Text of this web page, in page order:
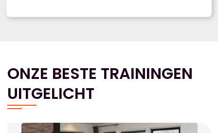
ONZE BESTE TRAININGEN
UITGELICHT